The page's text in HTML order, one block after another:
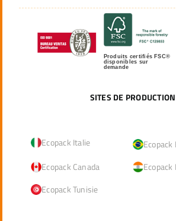
Produits certifiés FSC®
disponibles sur
demande
SITES DE PRODUCTION
Ecopack Italie
Ecopack
Ecopack Canada
Ecopack
Ecopack Tunisie